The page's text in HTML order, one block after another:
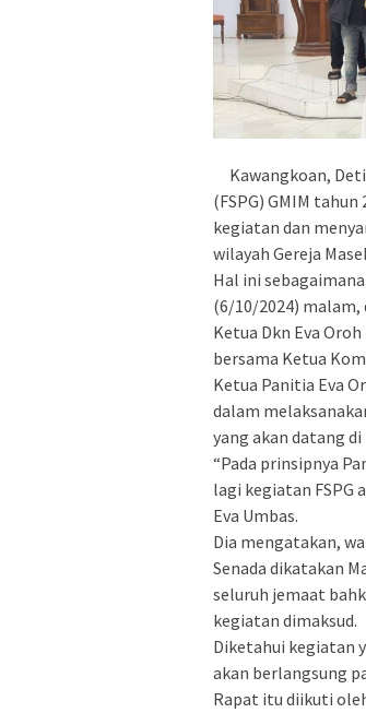
Kawangkoan,
(FSPG) GMIM
kegiatan dan
wilayah Gereja
Hal ini
(6/10/2024) malam,
Ketua Dkn Eva
bersama Ketua
Ketua Panitia Eva
dalam
yang akan datang
“Pada prinsipnya
lagi kegiatan FSPG
Eva Umbas.
Dia mengatakan,
Senada dikatakan
seluruh jemaat
kegiatan dimaksud.
Diketahui kegiatan
akan berlangsung
Rapat itu diikuti